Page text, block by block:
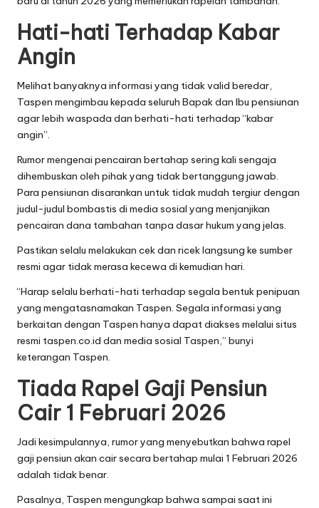
Hati-hati Terhadap Kabar
Angin
Melihat banyaknya informasi yang tidak valid beredar,
Taspen mengimbau kepada seluruh Bapak dan Ibu pensiunan
agar lebih waspada dan berhati-hati terhadap “kabar
angin”.
Rumor mengenai pencairan bertahap sering kali sengaja
dihembuskan oleh pihak yang tidak bertanggung jawab.
Para pensiunan disarankan untuk tidak mudah tergiur dengan
judul-judul bombastis di media sosial yang menjanjikan
pencairan dana tambahan tanpa dasar hukum yang jelas.
Pastikan selalu melakukan cek dan ricek langsung ke sumber
resmi agar tidak merasa kecewa di kemudian hari.
“Harap selalu berhati-hati terhadap segala bentuk penipuan
yang mengatasnamakan Taspen. Segala informasi yang
berkaitan dengan Taspen hanya dapat diakses melalui situs
resmi taspen.co.id dan media sosial Taspen,” bunyi
keterangan Taspen.
Tiada Rapel Gaji Pensiun
Cair 1 Februari 2026
Jadi kesimpulannya, rumor yang menyebutkan bahwa rapel
gaji pensiun akan cair secara bertahap mulai 1 Februari 2026
adalah tidak benar.
Pasalnya, Taspen mengungkap bahwa sampai saat ini